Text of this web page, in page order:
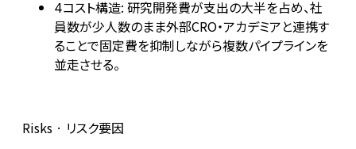
4コスト構造: 研究開発費が支出の大半を占め、社
員数が少人数のまま外部CRO・アカデミアと連携す
ることで固定費を抑制しながら複数パイプラインを
並走させる。
Risks · リスク要因